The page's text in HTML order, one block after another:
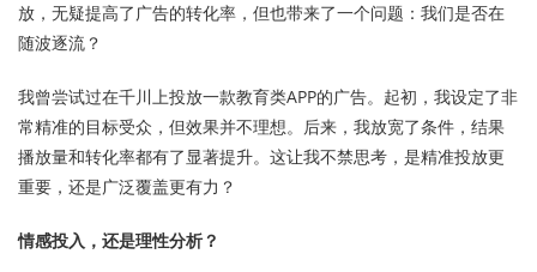
放，无疑提高了广告的转化率，但也带来了一个问题：我们是否在
随波逐流？
我曾尝试过在千川上投放一款教育类APP的广告。起初，我设定了非
常精准的目标受众，但效果并不理想。后来，我放宽了条件，结果
播放量和转化率都有了显著提升。这让我不禁思考，是精准投放更
重要，还是广泛覆盖更有力？
情感投入，还是理性分析？